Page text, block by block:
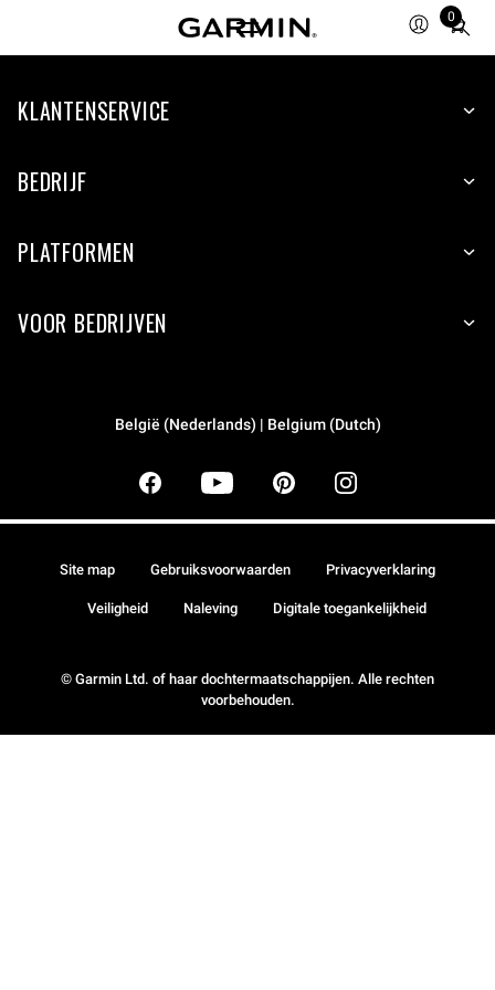
0
Total
items
cart:
KLANTENSERVICE
BEDRIJF
PLATFORMEN
VOOR BEDRIJVEN
België (Nederlands) | Belgium (Dutch)
© Garmin Ltd. of haar dochtermaatschappijen. Alle rechten
voorbehouden.
Site map Gebruiksvoorwaarden Privacyverklaring
Veiligheid Naleving Digitale toegankelijkheid